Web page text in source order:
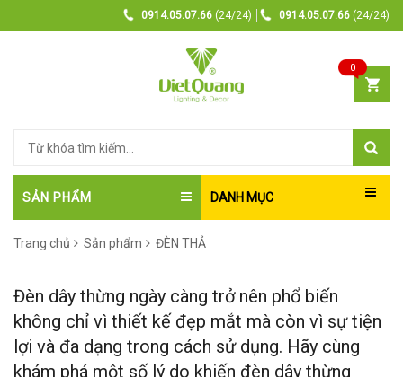
0914.05.07.66 (24/24) 0914.05.07.66 (24/24)
0
SẢN PHẨM DANH MỤC
Trang chủ Sản phẩm ĐÈN THẢ
Đèn dây thừng ngày càng trở nên phổ biến
không chỉ vì thiết kế đẹp mắt mà còn vì sự tiện
lợi và đa dạng trong cách sử dụng. Hãy cùng
khám phá một số lý do khiến đèn dây thừng